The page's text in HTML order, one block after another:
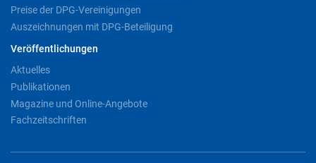
Preise der DPG-Vereinigungen
Auszeichnungen mit DPG-Beteiligung
Veröffentlichungen
Aktuelles
Publikationen
Magazine und Online-Angebote
Fachzeitschriften